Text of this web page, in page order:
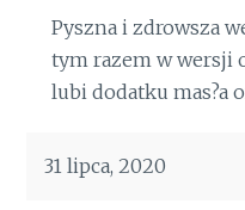
Pyszna i zdrowsza
tym razem w wersji
lubi dodatku mas?a
31 lipca, 2020